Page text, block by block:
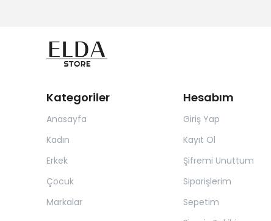
Kategoriler
Anasayfa
Kadın
Erkek
Çocuk
Markalar
Hesabım
Giriş Yap
Kayıt Ol
Şifremi Unuttum
Siparişlerim
Sepetim